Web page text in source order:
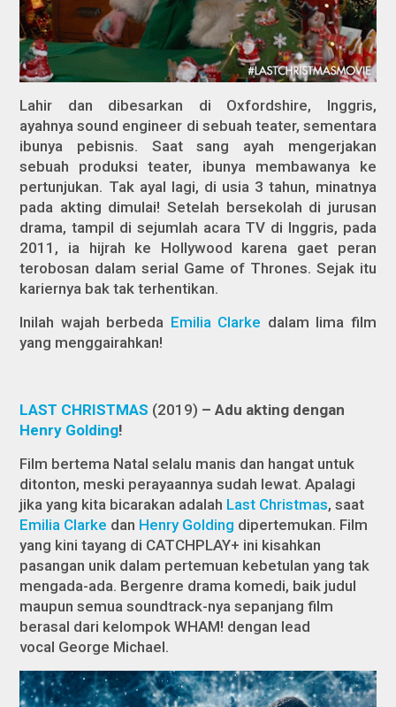
Lahir dan dibesarkan di Oxfordshire, Inggris,
ayahnyasound engineer di sebuah teater, sementara
ibunya pebisnis. Saat sang ayah mengerjakan
sebuah produksi teater, ibunya membawanya ke
pertunjukan. Tak ayal lagi, di usia 3 tahun, minatnya
pada akting dimulai! Setelah bersekolah di jurusan
drama, tampil di sejumlah acara TV di Inggris, pada
2011, ia hijrah ke Hollywood karena gaet peran
terobosan dalam serial Game of Thrones. Sejak itu
kariernya bak tak terhentikan.
Inilah wajah berbeda Emilia Clarke dalam lima film
yang menggairahkan!
LAST CHRISTMAS (2019) – Adu akting dengan
Henry Golding!
Film bertema Natal selalu manis dan hangat untuk
ditonton, meski perayaannya sudah lewat. Apalagi
jika yang kita bicarakan adalah Last Christmas,saat
Emilia Clarke dan Henry Golding dipertemukan. Film
yang kini tayang di CATCHPLAY+ ini kisahkan
pasangan unik dalam pertemuan kebetulan yang tak
mengada-ada. Bergenre drama komedi, baik judul
maupun semuasoundtrack-nya sepanjang film
berasal dari kelompok WHAM! dengan lead
vocal George Michael.